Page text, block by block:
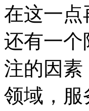
在这一点
还有一个
注的因素
领域，服